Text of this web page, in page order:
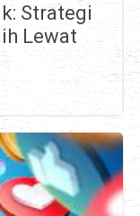
Strategi
Lewat